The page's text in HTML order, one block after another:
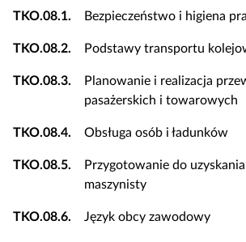
TKO.08.1. Bezpieczeństwo i higiena
TKO.08.2. Podstawy transportu
TKO.08.3.
Planowanie i realizacja
pasażerskich i towarowych
TKO.08.4. Obsługa osób i ładunków
TKO.08.5.
Przygotowanie do
maszynisty
TKO.08.6. Język obcy zawodowy